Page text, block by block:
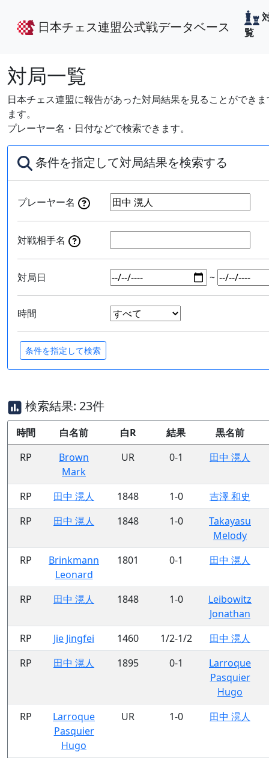
日本チェス連盟公式戦データベース
覧
対局一覧
日本チェス連盟に報告があった対局結果を見ることができ
ます。
プレーヤー名・日付などで検索できます。
条件を指定して対局結果を検索する
プレーヤー名
対戦相手名
対局日 ~
時間
検索結果: 23件
時間 白名前 白R 結果
黒名前
RP
Brown
Mark
UR 0-1 田中 滉人
RP 田中 滉人 1848 1-0
吉澤 和史
RP
田中 滉人 1848 1-0
Takayasu
Melody
RP
Brinkmann
Leonard
1801 0-1 田中 滉人
RP 田中 滉人 1848 1-0
Leibowitz
Jonathan
RP
Jie Jingfei 1460 1/2-1/2
田中 滉人
RP
田中 滉人 1895 0-1
Larroque
Pasquier
Hugo
RP
Larroque
Pasquier
Hugo
UR 1-0 田中 滉人